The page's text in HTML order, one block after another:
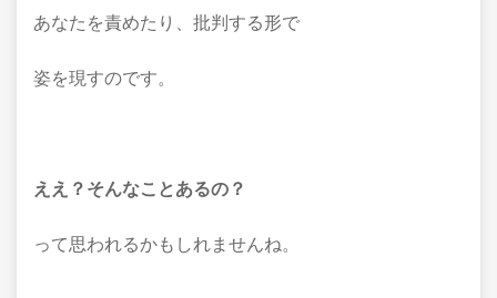
あなたを責めたり、批判する形で
姿を現すのです。
ええ？そんなことあるの？
って思われるかもしれませんね。